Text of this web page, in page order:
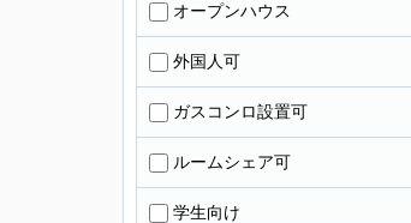
オープンハウス
外国人可
ガスコンロ設置可
ルームシェア可
学生向け